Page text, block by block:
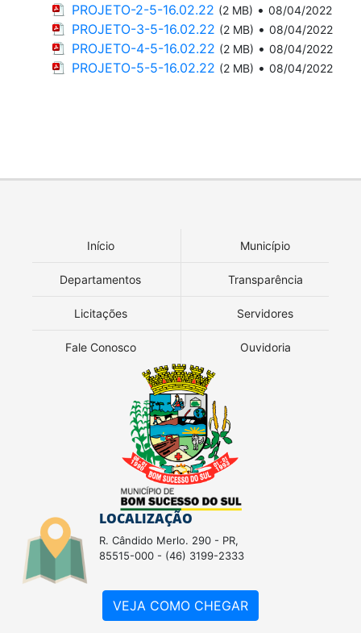
PROJETO-2-5-16.02.22 (2 MB) • 08/04/2022
PROJETO-3-5-16.02.22 (2 MB) • 08/04/2022
PROJETO-4-5-16.02.22 (2 MB) • 08/04/2022
PROJETO-5-5-16.02.22 (2 MB) • 08/04/2022
Início Município
Departamentos Transparência
Licitações Servidores
Fale Conosco Ouvidoria
LOCALIZAÇÃO
R. Cândido Merlo. 290 - PR,
85515-000 - (46) 3199-2333
VEJA COMO CHEGAR